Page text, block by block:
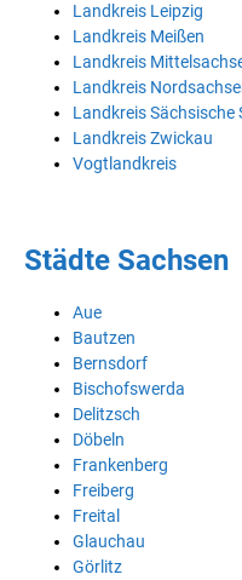
Landkreis Leipzig
Landkreis Meißen
Landkreis
Landkreis
Landkreis Sächsische
Landkreis Zwickau
Vogtlandkreis
Städte Sachsen
Aue
Bautzen
Bernsdorf
Bischofswerda
Delitzsch
Döbeln
Frankenberg
Freiberg
Freital
Glauchau
Görlitz